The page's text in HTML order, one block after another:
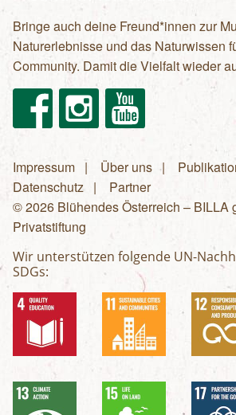
Bringe auch deine Freund*innen zur
Naturerlebnisse und das Naturwissen
Community. Damit die Vielfalt wieder
FacebookInstagram Youtube
Fußzeilenmenü
Impressum Über uns
Datenschutz
Partner
© 2026 Blühendes Österreich – BILLA
Privatstiftung
Wir unterstützen folgende UN-
SDGs: